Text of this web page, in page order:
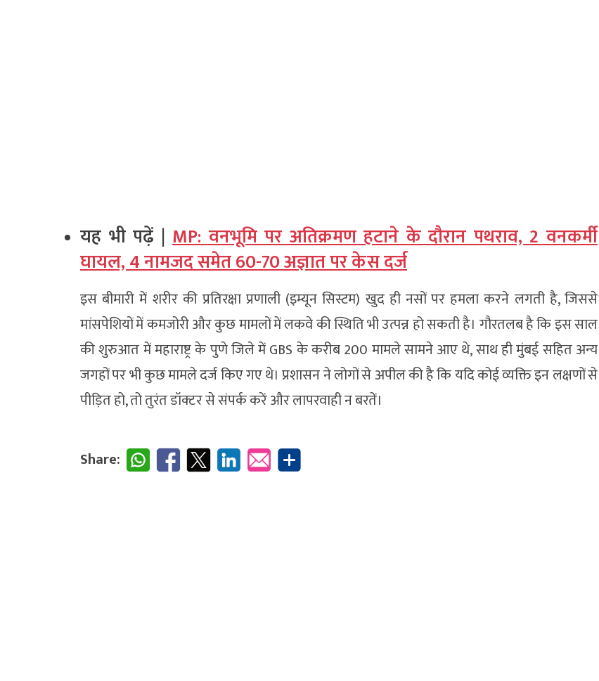
यह भी पढ़ें |MP: वनभूमि पर अतिक्रमण हटाने के दौरान पथराव, 2 वनकर्मी
घायल, 4 नामजद समेत 60-70 अज्ञात पर केस दर्ज
इस बीमारी में शरीर की प्रतिरक्षा प्रणाली (इम्यून सिस्टम) खुद ही नसों पर हमला करने लगती है, जिससे
मांसपेशियों में कमजोरी और कुछ मामलों में लकवे की स्थिति भी उत्पन्न हो सकती है। गौरतलब है कि इस साल
की शुरुआत में महाराष्ट्र के पुणे जिले में GBS के करीब 200 मामले सामने आए थे, साथ ही मुंबई सहित अन्य
जगहों पर भी कुछ मामले दर्ज किए गए थे। प्रशासन ने लोगों से अपील की है कि यदि कोई व्यक्ति इन लक्षणों से
पीड़ित हो, तो तुरंत डॉक्टर से संपर्क करें और लापरवाही न बरतें।
Share: